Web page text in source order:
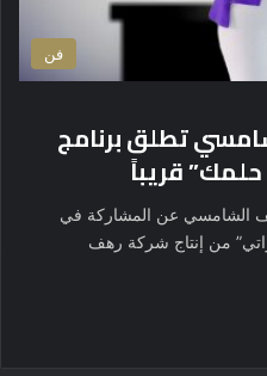
فن
تطلق برنامج
قريباً
الشامسي عن المشاركة في
من إنتاج شركة رهف